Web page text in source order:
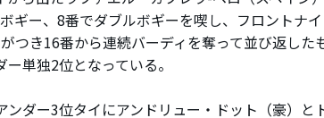
ギー、8番でダブルボギーを喫し、フロントナ
つき16番から連続バーディを奪って並び返した
単独2位となっている。
ダー3位タイにアンドリュー・ドット（豪）と